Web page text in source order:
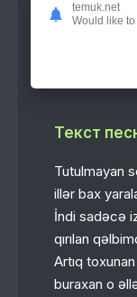
Текст
Tutulmayan
illər bax
İndi sadəcə
qırılan
Artıq
buraxan o
temuk.net
Would like